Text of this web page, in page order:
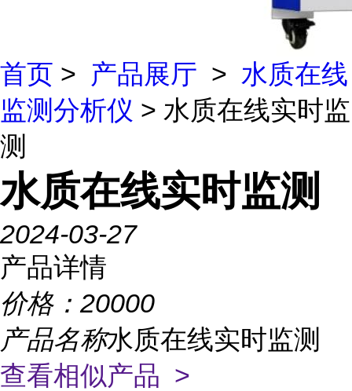
首页 > 产品展厅 > 水质在线
监测分析仪 > 水质在线实时监
测
水质在线实时监测
2024-03-27
产品详情
价格： 20000
产品名称水质在线实时监测
查看相似产品 >